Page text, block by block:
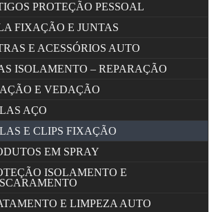
PROTEÇÃO PESSOAL
FIXAÇÃO E JUNTAS
E ACESSÓRIOS AUTO
ISOLAMENTO – REPARAÇÃO
E VEDAÇÃO
AÇO
E CLIPS FIXAÇÃO
EM SPRAY
ISOLAMENTO E
E LIMPEZA AUTO